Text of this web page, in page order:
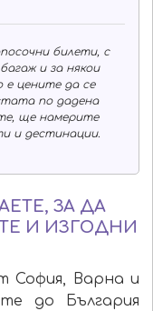
билети, с
и за някои
е цените да се
по дадена
ще намерите
и дестинации.
ЗА ДА
И ИЗГОДНИ
София, Варна и
до България